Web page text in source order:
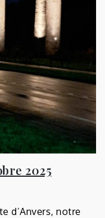
2025
d’Anvers, notre